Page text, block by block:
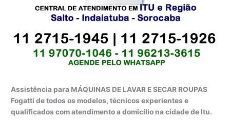
Assistência para MÁQUINAS DE LAVAR E SECAR ROUPAS
Fogatti de todos os modelos, técnicos experientes e
qualificados com atendimento a domicílio na cidade de Itu.